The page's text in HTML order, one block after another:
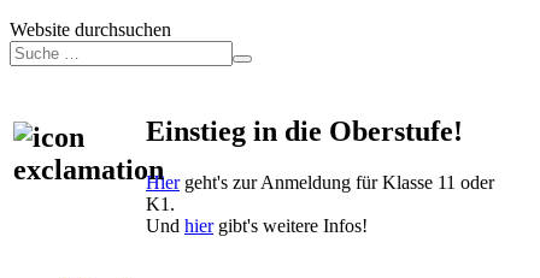
Website durchsuchen
Einstieg in die Oberstufe!
Hiergeht's zur Anmeldung für Klasse 11 oder
K1.
Und hiergibt's weitere Infos!